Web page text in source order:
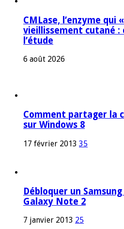
CMLase, l’enzyme qui
vieillissement cutané :
l’étude
6 août 2026
Comment partager la
sur Windows 8
17 février 2013 35
Débloquer un
Galaxy Note 2
7 janvier 2013 25